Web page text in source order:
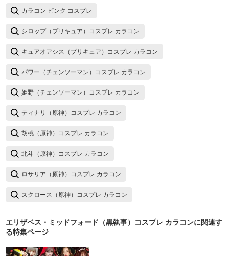
カラコン ピンク コスプレ
シロップ（プリキュア）コスプレ カラコン
キュアオアシス（プリキュア）コスプレ カラコン
パワー（チェンソーマン）コスプレ カラコン
姫野（チェンソーマン）コスプレ カラコン
ティナリ（原神）コスプレ カラコン
胡桃（原神）コスプレ カラコン
北斗（原神）コスプレ カラコン
ロサリア（原神）コスプレ カラコン
スクロース（原神）コスプレ カラコン
エリザベス・ミッドフォード（黒執事）コスプレ カラコンに関連す
る特集ページ